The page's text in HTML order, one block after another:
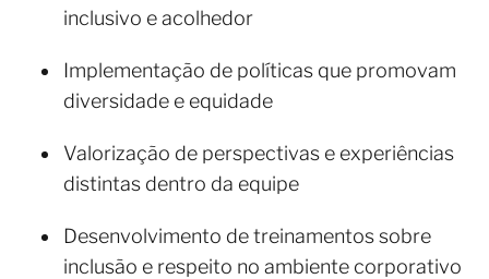
inclusivo e acolhedor
Implementação de políticas que promovam
diversidade e equidade
Valorização de perspectivas e experiências
distintas dentro da equipe
Desenvolvimento de treinamentos sobre
inclusão e respeito no ambiente corporativo